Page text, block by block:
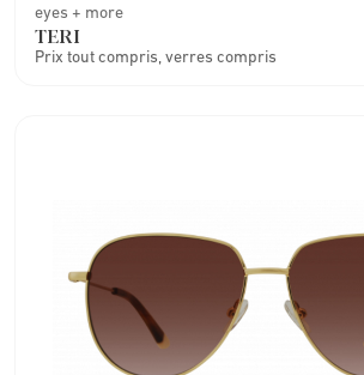
eyes + more
TERI
Prix tout compris, verres compris